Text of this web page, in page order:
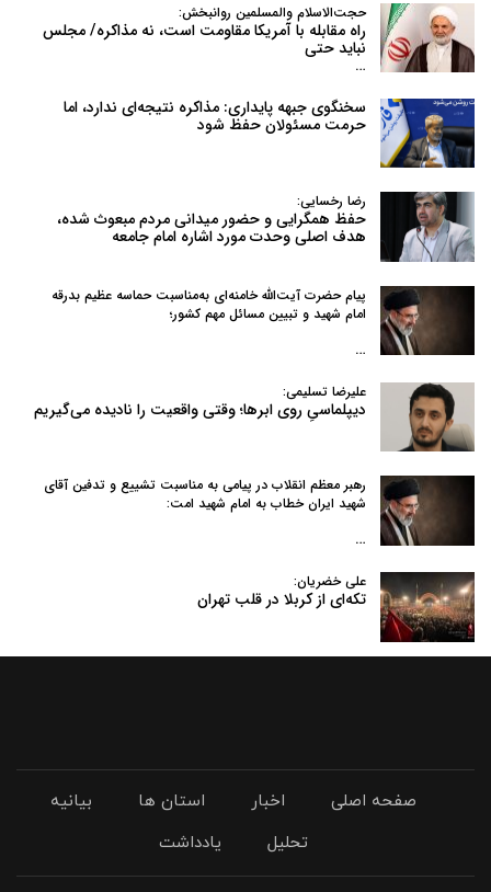
حجت‌الاسلام والمسلمین روانبخش:
راه مقابله با آمریکا مقاومت است، نه مذاکره/ مجلس
نباید حتی
…
سخنگوی جبهه پایداری: مذاکره نتیجه‌ای ندارد، اما
حرمت مسئولان حفظ شود
رضا رخسایی:
حفظ همگرایی و حضور میدانی مردم مبعوث شده،
هدف اصلی وحدت مورد اشاره امام جامعه
پیام حضرت آیت‌الله خامنه‌ای به‌مناسبت حماسه عظیم بدرقه
امام شهید و تبیین مسائل مهم کشور؛
…
علیرضا تسلیمی:
دیپلماسیِ روی ابرها؛ وقتی واقعیت را نادیده می‌گیریم
رهبر معظم انقلاب در پیامی به‌ مناسبت تشییع و تدفین آقای
شهید ایران خطاب به امام شهید امت:
…
علی خضریان:
تکه‌ای از کربلا در قلب تهران
صفحه اصلی اخبار استان ها
بیانیه
تحلیل
یادداشت